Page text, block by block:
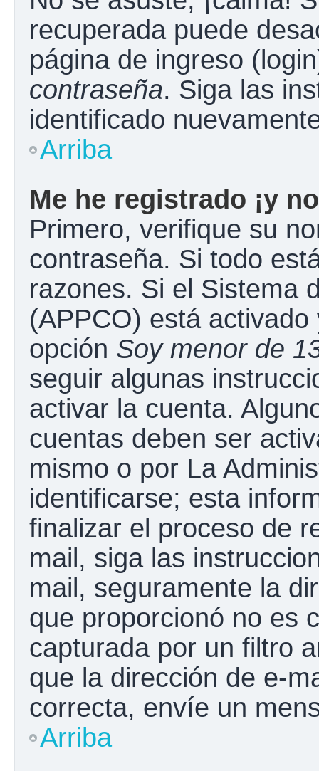
recuperada puede
página de ingreso
contraseña. Siga las
identificado
Arriba
Me he registrado ¡y
Primero, verifique su
contraseña. Si todo
razones. Si el Sistema
(APPCO) está
opción Soy menor de
seguir algunas
activar la cuenta.
cuentas deben ser
mismo o por La
identificarse; esta
finalizar el proceso de
mail, siga las
mail, seguramente la
que proporcionó no es
capturada por un filtro
que la dirección de e-
correcta, envíe un
Arriba